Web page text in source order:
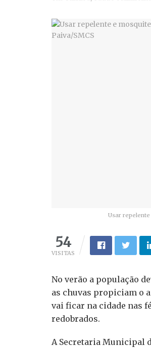
Usar
54
VISITAS
No verão a população
as chuvas propiciam o
vai ficar na cidade nas
redobrados.
A Secretaria Municipal